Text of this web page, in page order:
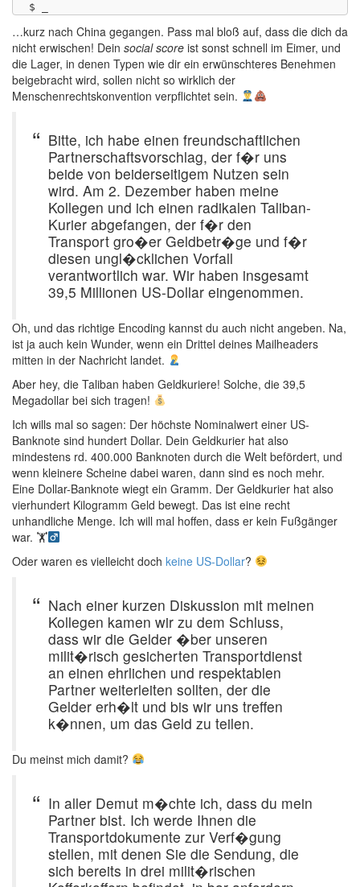
…kurz nach China gegangen. Pass mal bloß auf, dass die dich da
nicht erwischen! Dein social score ist sonst schnell im Eimer, und
die Lager, in denen Typen wie dir ein erwünschteres Benehmen
beigebracht wird, sollen nicht so wirklich der
Menschenrechtskonvention verpflichtet sein.
Bitte, ich habe einen freundschaftlichen
Partnerschaftsvorschlag, der f�r uns
beide von beiderseitigem Nutzen sein
wird. Am 2. Dezember haben meine
Kollegen und ich einen radikalen Taliban-
Kurier abgefangen, der f�r den
Transport gro�er Geldbetr�ge und f�r
diesen ungl�cklichen Vorfall
verantwortlich war. Wir haben insgesamt
39,5 Millionen US-Dollar eingenommen.
Oh, und das richtige Encoding kannst du auch nicht angeben. Na,
ist ja auch kein Wunder, wenn ein Drittel deines Mailheaders
mitten in der Nachricht landet.
Aber hey, die Taliban haben Geldkuriere! Solche, die 39,5
Megadollar bei sich tragen!
Ich wills mal so sagen: Der höchste Nominalwert einer US-
Banknote sind hundert Dollar. Dein Geldkurier hat also
mindestens rd. 400.000 Banknoten durch die Welt befördert, und
wenn kleinere Scheine dabei waren, dann sind es noch mehr.
Eine Dollar-Banknote wiegt ein Gramm. Der Geldkurier hat also
vierhundert Kilogramm Geld bewegt. Das ist eine recht
unhandliche Menge. Ich will mal hoffen, dass er kein Fußgänger
war. 🏋‍
Oder waren es vielleicht doch keine US-Dollar?
Nach einer kurzen Diskussion mit meinen
Kollegen kamen wir zu dem Schluss,
dass wir die Gelder �ber unseren
milit�risch gesicherten Transportdienst
an einen ehrlichen und respektablen
Partner weiterleiten sollten, der die
Gelder erh�lt und bis wir uns treffen
k�nnen, um das Geld zu teilen.
Du meinst mich damit?
In aller Demut m�chte ich, dass du mein
Partner bist. Ich werde Ihnen die
Transportdokumente zur Verf�gung
stellen, mit denen Sie die Sendung, die
sich bereits in drei milit�rischen